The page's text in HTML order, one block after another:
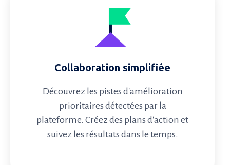
Collaboration simplifiée
Découvrez les pistes d'amélioration
prioritaires détectées par la
plateforme. Créez des plans d'action et
suivez les résultats dans le temps.